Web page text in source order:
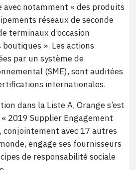
avec notamment « des produits
réseaux de seconde
terminaux d’occasion
». Les actions
par un système de
(SME), sont auditées
internationales.
dans la Liste A, Orange s’est
2019 Supplier Engagement
conjointement avec 17 autres
engage ses fournisseurs
de responsabilité sociale